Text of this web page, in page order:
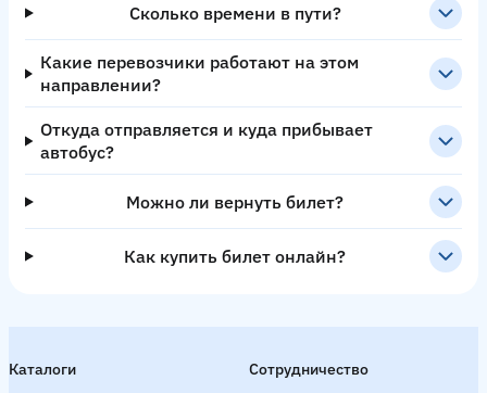
Сколько времени в пути?
Какие перевозчики работают на этом
направлении?
Откуда отправляется и куда прибывает
автобус?
Можно ли вернуть билет?
Как купить билет онлайн?
Каталоги
Сотрудничество